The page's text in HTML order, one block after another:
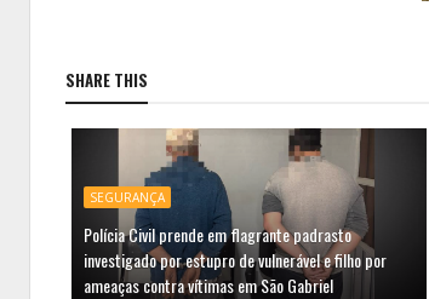
SHARE THIS
SEGURANÇA
Polícia Civil prende em flagrante padrasto
investigado por estupro de vulnerável e filho por
ameaças contra vítimas em São Gabriel